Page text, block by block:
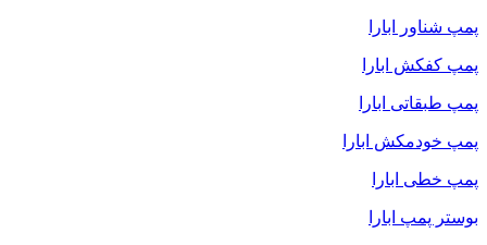
پمپ شناور ابارا
پمپ کفکش ابارا
پمپ طبقاتی ابارا
پمپ خودمکش ابارا
پمپ خطی ابارا
بوستر پمپ ابارا